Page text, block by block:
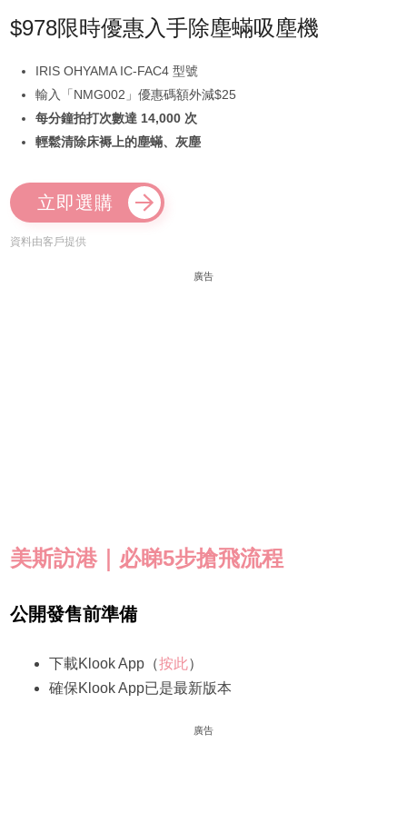
$978限時優惠入手除塵蟎吸塵機
IRIS OHYAMA IC-FAC4 型號
輸入「NMG002」優惠碼額外減$25
每分鐘拍打次數達 14,000 次
輕鬆清除床褥上的塵蟎、灰塵
立即選購
資料由客戶提供
廣告
美斯訪港｜必睇5步搶飛流程
公開發售前準備
下載Klook App（按此）
確保Klook App已是最新版本
廣告